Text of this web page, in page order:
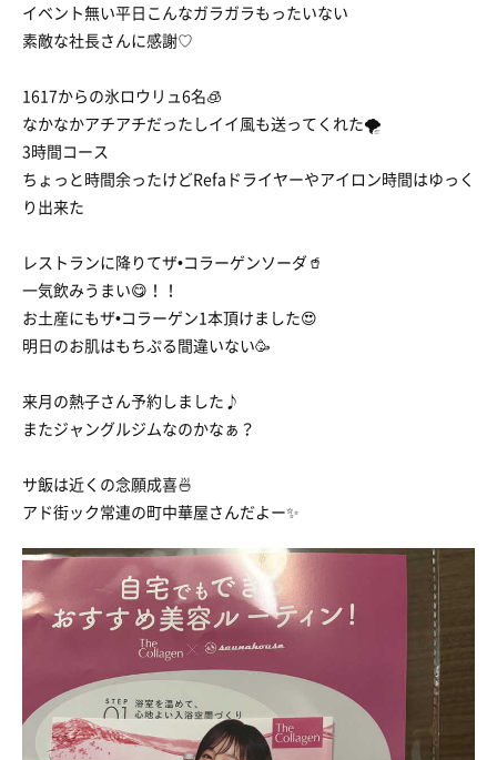
イベント無い平日こんなガラガラもったいない
素敵な社長さんに感謝♡
1617からの氷ロウリュ6名🧊
なかなかアチアチだったしイイ風も送ってくれた🌪️
3時間コース
ちょっと時間余ったけどRefaドライヤーやアイロン時間はゆっく
り出来た
レストランに降りてザ•コラーゲンソーダ🥤
一気飲みうまい😋！！
お土産にもザ•コラーゲン1本頂けました😍
明日のお肌はもちぷる間違いない🥳
来月の熱子さん予約しました♪
またジャングルジムなのかなぁ？
サ飯は近くの念願成喜🍜
アド街ック常連の町中華屋さんだよー✨